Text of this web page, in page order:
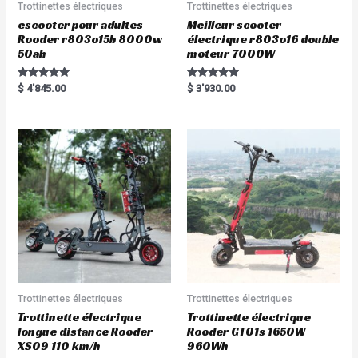
Trottinettes électriques
escooter pour adultes
Rooder r803o15b 8000w
50ah
Rated
5.00
$ 4'845.00
Trottinettes électriques
Meilleur scooter
électrique r803o16 double
moteur 7000W
Rated
5.00
$ 3'930.00
Trottinettes électriques
Trottinette électrique
longue distance Rooder
XS09 110 km/h
Trottinettes électriques
Trottinette électrique
Rooder GT01s 1650W
960Wh